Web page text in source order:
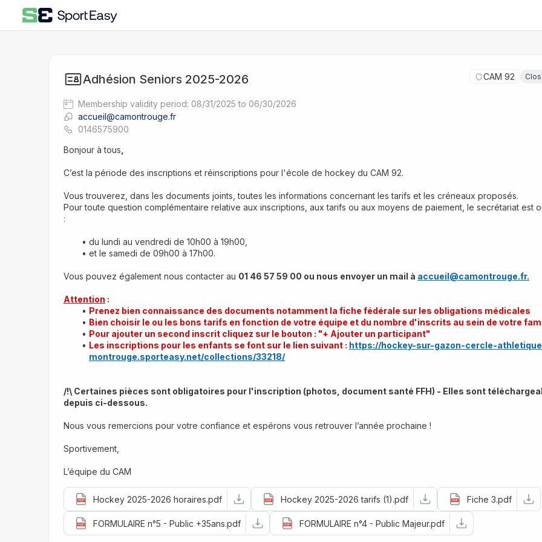
Adhésion Seniors 2025-2026 CAM 92
Membership validity period: 08/31/2025 to 06/30/2026
accueil@camontrouge.fr
0146575900
Bonjour à tous
C’est la période des inscriptions et réinscriptions pour l'école de hockey du CAM 92.
Vous trouverez, dans les documents joints, toutes les informations concernant les tarifs et les créneaux proposés.
Pour toute question complémentaire relative aux inscriptions, aux tarifs ou aux moyens de paiement, le secrétariat est
:
du lundi au vendredi de 10h00 à 19h00,
et le samedi de 09h00 à 17h00.
Vous pouvez également nous contacter au 01 46 57 59 00 ou nous envoyer un mail à accueil@camontrouge.fr.
Attention :
Prenez bien connaissance des documents notamment la fiche fédérale sur les obligations médicales
Bien choisir le ou les bons tarifs en fonction de votre équipe et du nombre d'inscrits au sein de votre
Pour ajouter un second inscrit cliquez sur le bouton : "+ Ajouter un participant"
Les inscriptions pour les enfants se font sur le lien suivant : https://hockey-sur-gazon-cercle-
montrouge.sporteasy.net/collections/33218/
/!\ Certaines pièces sont obligatoires pour l'inscription (photos, document santé FFH) - Elles sont
depuis ci-dessous.
Nous vous remercions pour votre confiance et espérons vous retrouver l’année prochaine !
Sportivement,
L’équipe du CAM
Hockey 2025-2026 horaires.pdf Hockey 2025-2026 tarifs (1).pdf Fiche 3.pdf
FORMULAIRE n°5 - Public +35ans.pdf FORMULAIRE n°4 - Public Majeur.pdf